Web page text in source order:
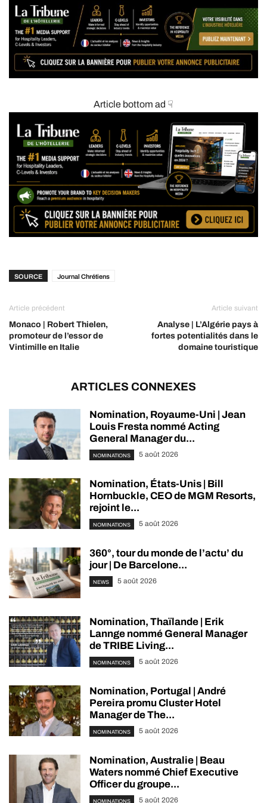
Article bottom ad ☟
SOURCE Journal Chrétiens
Article précédent
Monaco | Robert Thielen,
promoteur de l’essor de
Vintimille en Italie
Article suivant
Analyse | L’Algérie pays à
fortes potentialités dans le
domaine touristique
ARTICLES CONNEXES
Nomination, Royaume-Uni | Jean
Louis Fresta nommé Acting
General Manager du...
NOMINATIONS 5 août 2026
Nomination, États-Unis | Bill
Hornbuckle, CEO de MGM Resorts,
rejoint le...
NOMINATIONS 5 août 2026
360°, tour du monde de l’actu’ du
jour | De Barcelone...
NEWS 5 août 2026
Nomination, Thaïlande | Erik
Lannge nommé General Manager
de TRIBE Living...
NOMINATIONS 5 août 2026
Nomination, Portugal | André
Pereira promu Cluster Hotel
Manager de The...
NOMINATIONS 5 août 2026
Nomination, Australie | Beau
Waters nommé Chief Executive
Officer du groupe...
NOMINATIONS 5 août 2026